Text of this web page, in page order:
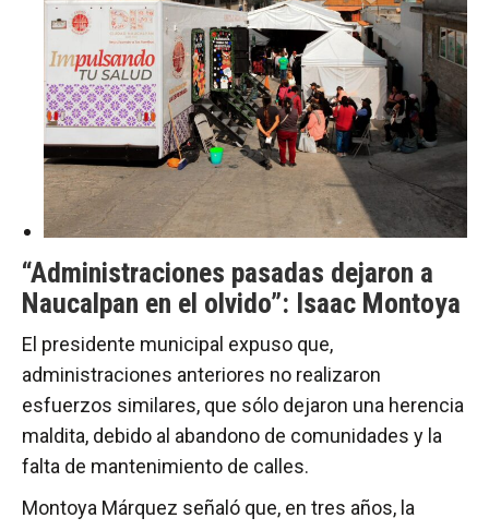
“Administraciones pasadas dejaron a
Naucalpan en el olvido”: Isaac Montoya
El presidente municipal expuso que,
administraciones anteriores no realizaron
esfuerzos similares, que sólo dejaron una herencia
maldita, debido al abandono de comunidades y la
falta de mantenimiento de calles.
Montoya Márquez señaló que, en tres años, la